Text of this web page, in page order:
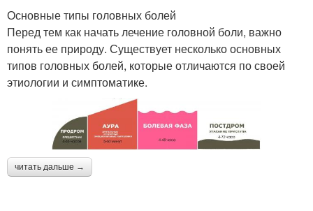
Основные типы головных болей
Перед тем как начать лечение головной боли, важно
понять ее природу. Существует несколько основных
типов головных болей, которые отличаются по своей
этиологии и симптоматике.
читать дальше →